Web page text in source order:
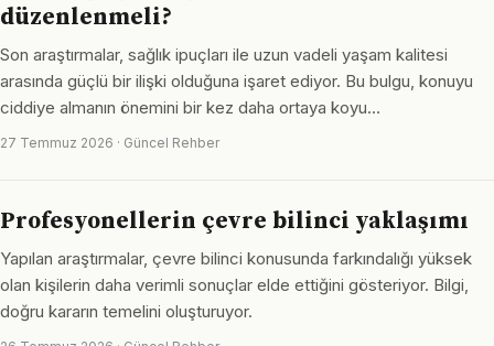
düzenlenmeli?
Son araştırmalar, sağlık ipuçları ile uzun vadeli yaşam kalitesi
arasında güçlü bir ilişki olduğuna işaret ediyor. Bu bulgu, konuyu
ciddiye almanın önemini bir kez daha ortaya koyu…
27 Temmuz 2026 · Güncel Rehber
Profesyonellerin çevre bilinci yaklaşımı
Yapılan araştırmalar, çevre bilinci konusunda farkındalığı yüksek
olan kişilerin daha verimli sonuçlar elde ettiğini gösteriyor. Bilgi,
doğru kararın temelini oluşturuyor.